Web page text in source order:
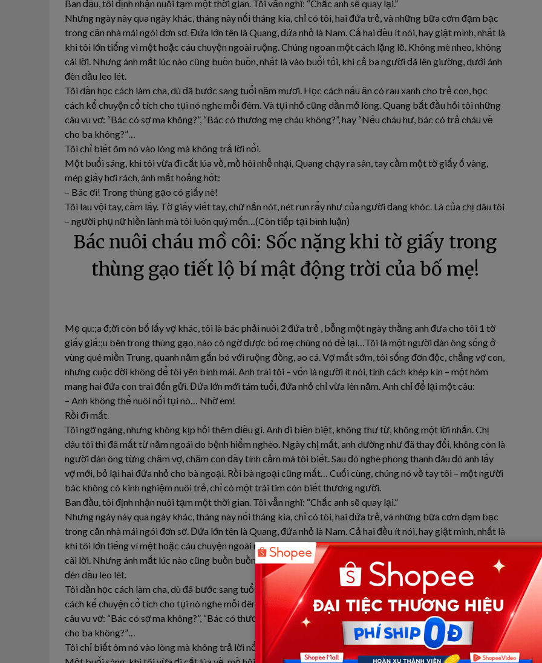
Ban đầu, tôi định nhận nuôi tạm một thời gian. Tôi vẫn nghĩ: “Chắc anh sẽ quay lại.”
Nhưng ngày này qua ngày khác, tháng này nối tháng kia, chỉ có tôi, hai đứa trẻ, và những bữa cơm đạm bạc
trong căn nhà mái ngói đơn sơ. Đứa lớn tên là Quang, đứa nhỏ là Nam. Cả hai đều ít nói, hay giật mình, nhất là
khi tôi lớn tiếng vì mệt hoặc cáu chuyện ngoài ruộng. Chúng ngoan một cách lặng lẽ. Không mè nheo, không
cãi lời. Nhưng ánh mắt lúc nào cũng buồn buồn, nhất là vào buổi tối, khi cả ba người đã lên giường, dưới ánh
đèn dầu leo lét.
Tôi dần học cách làm cha, dù đã bước sang tuổi năm mươi. Học cách nấu ăn có rau xanh cho trẻ con, học
cách kể chuyện cổ tích cho tụi nó nghe mỗi đêm. Và tụi nhỏ cũng dần mở lòng. Quang bắt đầu hỏi tôi những
câu vu vơ: “Bác có sợ ma không?”, “Bác có thương mẹ cháu không?”, hay “Nếu cháu hư, bác có trả cháu về
cho ba không?”…
Tôi chỉ biết ôm nó vào lòng mà không trả lời nổi.
Một buổi sáng, khi tôi vừa đi cắt lúa về, mồ hôi nhễ nhại, Quang chạy ra sân, tay cầm một tờ giấy ố vàng,
mép giấy hơi rách, ánh mắt hoảng hốt:
– Bác ơi! Trong thùng gạo có giấy nè!
Tôi lau vội tay, cầm lấy. Tờ giấy viết tay, chữ nắn nót, nét run rẩy như của người đang khóc. Là của chị dâu tôi
– người phụ nữ hiền lành mà tôi luôn quý mến…(Còn tiếp tại bình luận)
Bác nuôi cháu mồ côi: Sốc nặng khi tờ giấy trong
thùng gạo tiết lộ bí mật động trời của bố mẹ!
Mẹ qu:;a đ;ời còn bố lấy vợ khác, tôi là bác phải nuôi 2 đứa trẻ , bỗng một ngày thằng anh đưa cho tôi 1 tờ
giấy giấ:;u bên trong thùng gạo, nào có ngờ được bố mẹ chúng nó để lại…Tôi là một người đàn ông sống ở
vùng quê miền Trung, quanh năm gắn bó với ruộng đồng, ao cá. Vợ mất sớm, tôi sống đơn độc, chẳng vợ con,
nhưng cuộc đời không để tôi yên bình mãi. Anh trai tôi – vốn là người ít nói, tính cách khép kín – một hôm
mang hai đứa con trai đến gửi. Đứa lớn mới tám tuổi, đứa nhỏ chỉ vừa lên năm. Anh chỉ để lại một câu:
– Anh không thể nuôi nổi tụi nó… Nhờ em!
Rồi đi mất.
Tôi ngỡ ngàng, nhưng không kịp hỏi thêm điều gì. Anh đi biền biệt, không thư từ, không một lời nhắn. Chị
dâu tôi thì đã mất từ năm ngoái do bệnh hiểm nghèo. Ngày chị mất, anh dường như đã thay đổi, không còn là
người đàn ông từng chăm vợ, chăm con đầy tình cảm mà tôi biết. Sau đó nghe phong thanh đâu đó anh lấy
vợ mới, bỏ lại hai đứa nhỏ cho bà ngoại. Rồi bà ngoại cũng mất… Cuối cùng, chúng nó về tay tôi – một người
bác không có kinh nghiệm nuôi trẻ, chỉ có một trái tim còn biết thương người.
Ban đầu, tôi định nhận nuôi tạm một thời gian. Tôi vẫn nghĩ: “Chắc anh sẽ quay lại.”
Nhưng ngày này qua ngày khác, tháng này nối tháng kia, chỉ có tôi, hai đứa trẻ, và những bữa cơm đạm bạc
trong căn nhà mái ngói đơn sơ. Đứa lớn tên là Quang, đứa nhỏ là Nam. Cả hai đều ít nói, hay giật mình, nhất là
khi tôi lớn tiếng vì mệt hoặc cáu chuyện ngoài ruộng. Chúng ngoan một cách lặng lẽ. Không mè nheo, không
cãi lời. Nhưng ánh mắt lúc nào cũng buồn buồn, nhất là vào buổi tối, khi cả ba người đã lên giường, dưới ánh
đèn dầu leo lét.
Tôi dần học cách làm cha, dù đã bước sang tuổi năm mươi. Học cách nấu ăn có rau xanh cho trẻ con, học
cách kể chuyện cổ tích cho tụi nó nghe mỗi đêm. Và tụi nhỏ cũng dần mở lòng. Quang bắt đầu hỏi tôi những
câu vu vơ: “Bác có sợ ma không?”, “Bác có thương mẹ cháu không?”, hay “Nếu cháu hư, bác có trả cháu về
cho ba không?”…
Tôi chỉ biết ôm nó vào lòng mà không trả lời nổi.